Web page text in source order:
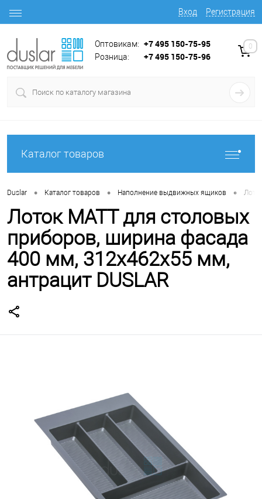
Вход Регистрация
Оптовикам: +7 495 150-75-95
Розница: +7 495 150-75-96
0
Каталог товаров
Duslar • Каталог товаров • Наполнение выдвижных ящиков •
Лоток MATT для столовых
приборов, ширина фасада
400 мм, 312х462х55 мм,
антрацит DUSLAR